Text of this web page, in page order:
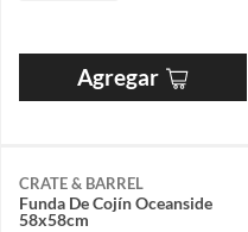
Agregar
CRATE & BARREL
Funda De Cojín Oceanside
58x58cm